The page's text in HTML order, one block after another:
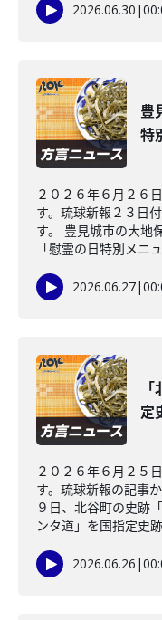
2026.06.30 |
豊
特
２０２６年６月２６
す。琉球新報２３日
す。 豊見城市の大地
「慰霊の日特別メニ
2026.06.27|
定
２０２６年６月２５
す。琉球新報の記事
９日、北谷町の史跡
ンタ道」を国指定史
2026.06.26 |